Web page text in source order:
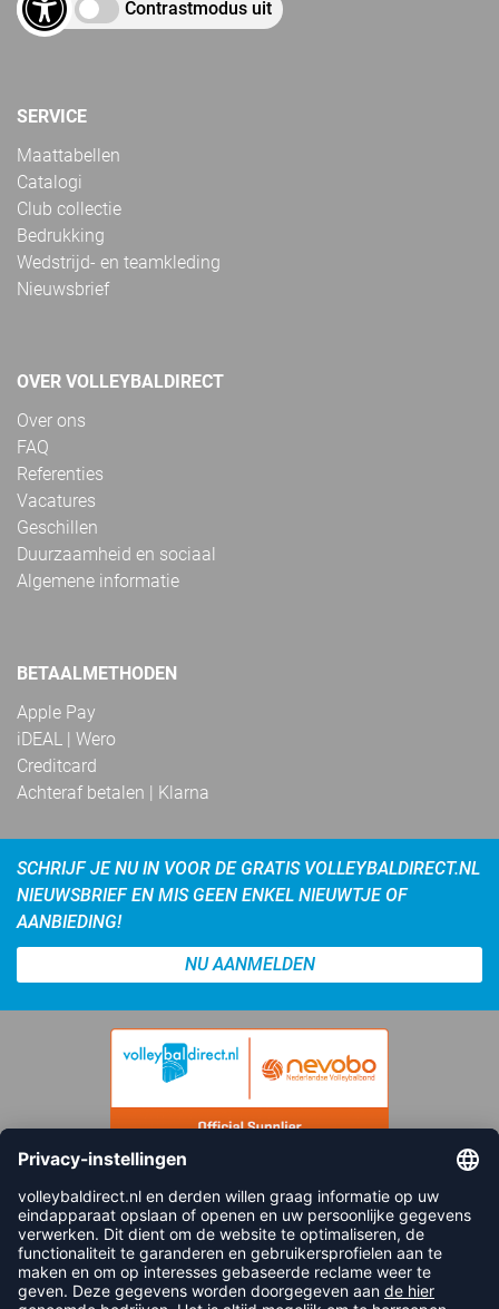
Contrastmodus uit
SERVICE
Maattabellen
Catalogi
Club collectie
Bedrukking
Wedstrijd- en teamkleding
Nieuwsbrief
OVER VOLLEYBALDIRECT
Over ons
FAQ
Referenties
Vacatures
Geschillen
Duurzaamheid en sociaal
Algemene informatie
BETAALMETHODEN
Apple Pay
iDEAL | Wero
Creditcard
Achteraf betalen | Klarna
SCHRIJF JE NU IN VOOR DE GRATIS VOLLEYBALDIRECT.NL
NIEUWSBRIEF EN MIS GEEN ENKEL NIEUWTJE OF
AANBIEDING!
NU AANMELDEN